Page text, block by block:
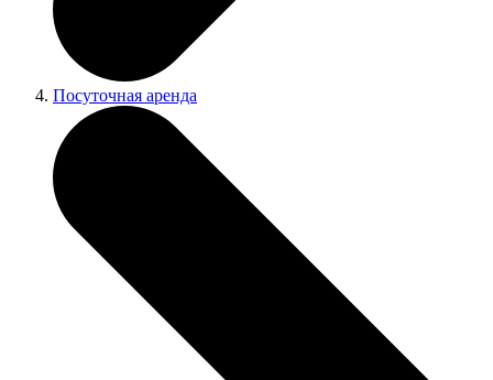
Посуточная аренда